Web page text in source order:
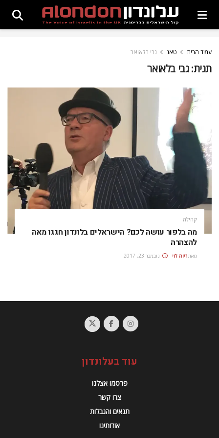
עמוד הבית טאג גבי בלאואר
תגית:גבי בלאואר
קהילה
מה בלפור עושה לכם? הישראלים בלונדון חגגו מאה
להצהרה
מאת זיוה לוי נובמבר 23, 2017
עוד בעלונדון
פרסמו אצלנו
צרו קשר
תנאים והגבלות
אודותינו